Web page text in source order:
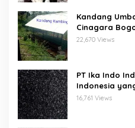
Kandang
Cinagara
22,670 Views
PT Ika Indo
Indonesia
16,761 Views